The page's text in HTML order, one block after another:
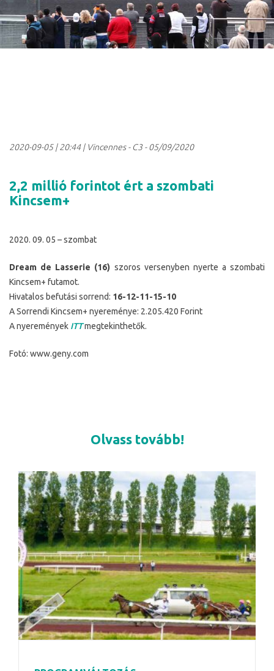
2020-09-05|20:44| Vincennes - C3 - 05/09/2020
2,2 millió forintot ért a szombati
Kincsem+
2020. 09. 05 – szombat
Dream de Lasserie (16) szoros versenyben nyerte a szombati
Kincsem+ futamot.
Hivatalos befutási sorrend: 16-12-11-15-10
A Sorrendi Kincsem+ nyereménye: 2.205.420 Forint
A nyeremények ITTmegtekinthetők.
Fotó: www.geny.com
Olvass tovább!